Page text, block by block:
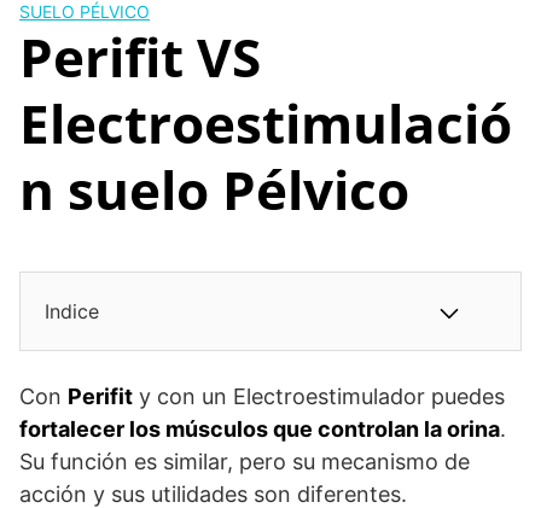
SUELO PÉLVICO
Perifit VS
Electroestimulació
n suelo Pélvico
Indice
Con Perifit y con un Electroestimulador puedes
fortalecer los músculos que controlan la orina.
Su función es similar, pero su mecanismo de
acción y sus utilidades son diferentes.